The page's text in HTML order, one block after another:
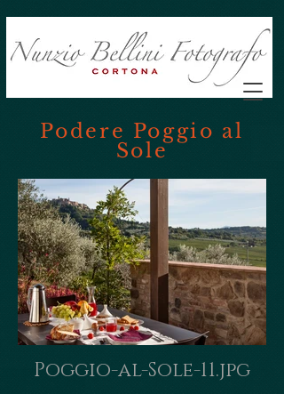
Podere Poggio al
Sole
Poggio-al-Sole-11.jpg